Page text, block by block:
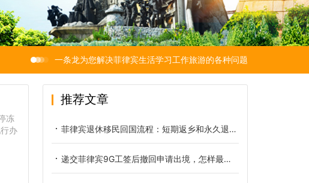
一条龙为您解决菲律宾生活学习工作旅游的各种问题
冻
办
推荐文章
菲律宾退休移民回国流程：短期返乡和永久退籍是两本账
递交菲律宾9G工签后撤回申请出境，怎样最大限度降低经济损失